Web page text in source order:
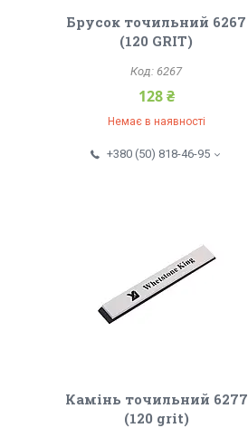
Брусок точильний 6267
(120 GRIT)
6267
128 ₴
Немає в наявності
+380 (50) 818-46-95
Камінь точильний 6277
(120 grit)